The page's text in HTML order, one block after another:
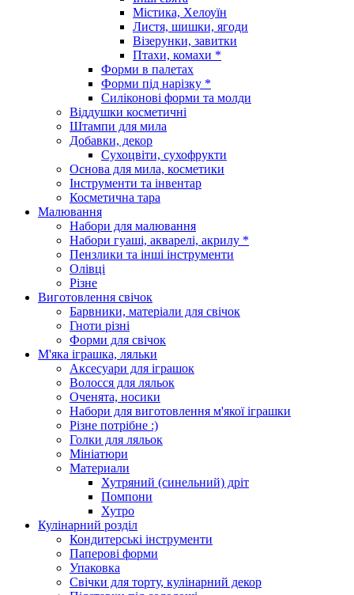
Містика, Хелоуїн
Листя, шишки, ягоди
Візерунки, завитки
Птахи, комахи *
Форми в палетах
Форми під нарізку *
Силіконові форми та молди
Віддушки косметичні
Штампи для мила
Добавки, декор
Сухоцвіти, сухофрукти
Основа для мила, косметики
Інструменти та інвентар
Косметична тара
Малювання
Набори для малювання
Набори гуаші, акварелі, акрилу *
Пензлики та інші інструменти
Олівці
Різне
Виготовлення свічок
Барвники, матеріали для свічок
Гноти різні
Форми для свічок
М'яка іграшка, ляльки
Аксесуари для іграшок
Волосся для ляльок
Оченята, носики
Набори для виготовлення м'якої іграшки
Різне потрібне :)
Голки для ляльок
Мініатюри
Материали
Хутряний (синельний) дріт
Помпони
Хутро
Кулінарний розділ
Кондитерські інструменти
Паперові форми
Упаковка
Свічки для торту, кулінарний декор